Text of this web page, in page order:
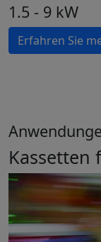
1.5 - 9 kW
Erfahren Sie
Kassetten